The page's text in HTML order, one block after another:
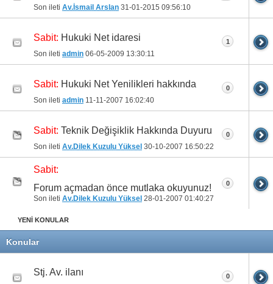
Son ileti Av.İsmail Arslan 31-01-2015 09:56:10
Sabit: Hukuki Net idaresi
Son ileti admin 06-05-2009 13:30:11
1
Sabit: Hukuki Net Yenilikleri hakkında
Son ileti admin 11-11-2007 16:02:40
0
Sabit: Teknik Değişiklik Hakkında Duyuru
Son ileti Av.Dilek Kuzulu Yüksel 30-10-2007 16:50:22
0
Sabit:
Forum açmadan önce mutlaka okuyunuz!
Son ileti Av.Dilek Kuzulu Yüksel 28-01-2007 01:40:27
0
YENİ KONULAR
Konular
Stj. Av. ilanı 0